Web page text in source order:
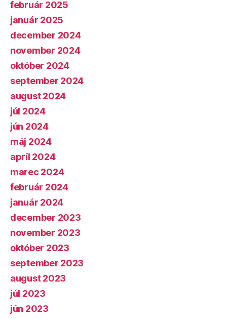
február 2025
január 2025
december 2024
november 2024
október 2024
september 2024
august 2024
júl 2024
jún 2024
máj 2024
apríl 2024
marec 2024
február 2024
január 2024
december 2023
november 2023
október 2023
september 2023
august 2023
júl 2023
jún 2023